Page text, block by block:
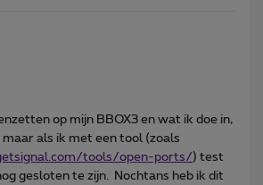
op mijn BBOX3 en wat ik doe in,
als ik met een tool (zoals
tools/open-ports/) test
gesloten te zijn. Nochtans heb ik dit